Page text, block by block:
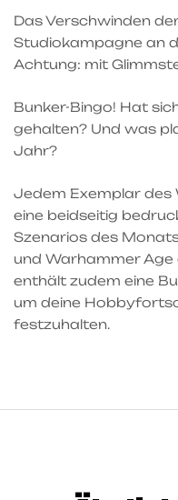
Das Verschwinden
Studiokampagne an
Achtung: mit
Bunker-Bingo! Hat
gehalten? Und was
Jahr?
Jedem Exemplar des
eine beidseitig
Szenarios des
und Warhammer Age
enthält zudem eine
um deine
festzuhalten.